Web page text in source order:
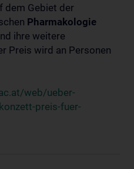
dem Gebiet der
Pharmakologie
ihre weitere
Preis wird an Personen
web/ueber-
preis-fuer-